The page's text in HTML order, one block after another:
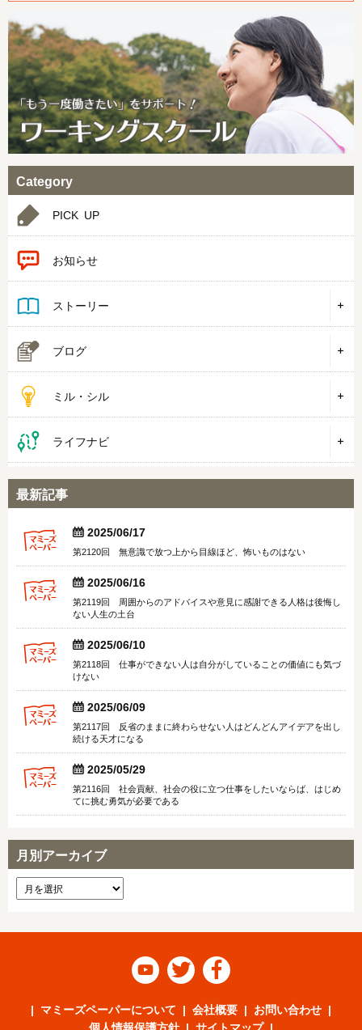
Category
PICK UP
お知らせ
ストーリー
ブログ
ミル・シル
ライフナビ
最新記事
  2025/06/17
第2120回 無意識で放つ上から目線ほど、怖いものはない
  2025/06/16
第2119回 周囲からのアドバイスや意見に感謝できる人格は後悔し
ない人生の土台
  2025/06/10
第2118回 仕事ができない人は自分がしていることの価値にも気づ
けない
  2025/06/09
第2117回 反省のままに終わらせない人はどんどんアイデアを出し
続ける天才になる
  2025/05/29
第2116回 社会貢献、社会の役に立つ仕事をしたいならば、はじめ
てに挑む勇気が必要である
月別アーカイブ
  
マミーズペーパーについて 会社概要
お問い合わせ
個人情報保護方針
サイトマップ